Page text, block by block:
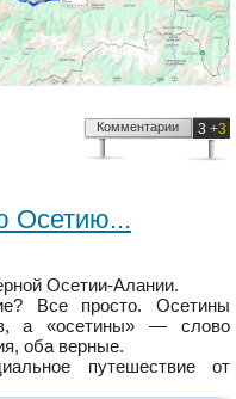
3 +3
Комментарии
Осетию...
Осетии-Алании.
Все просто. Осетины
а «осетины» — слово
оба верные.
путешествие от